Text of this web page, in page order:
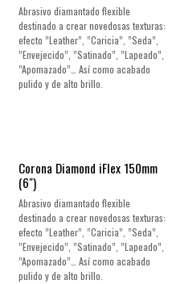
Abrasivo diamantado flexible
destinado a crear novedosas texturas:
efecto ”Leather”, ”Caricia”, ”Seda”,
”Envejecido”, ”Satinado”, ”Lapeado”,
”Apomazado”… Así como acabado
pulido y de alto brillo.
Corona Diamond iFlex 150mm
(6")
Abrasivo diamantado flexible
destinado a crear novedosas texturas:
efecto ”Leather”, ”Caricia”, ”Seda”,
”Envejecido”, ”Satinado”, ”Lapeado”,
”Apomazado”… Así como acabado
pulido y de alto brillo.